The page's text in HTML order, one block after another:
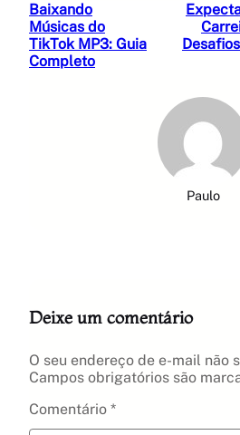
Baixando
Músicas do
TikTok MP3: Guia
Completo
Paulo
Deixe um comentário
O seu endereço de e-mail não
Campos obrigatórios são
Comentário *